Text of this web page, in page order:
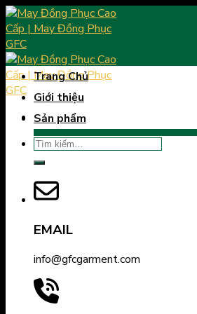
Skip
to
content
Tìm
kiếm:
EMAIL
info@gfcgarment.com
Trang Chủ
Giới thiệu
Sản phẩm